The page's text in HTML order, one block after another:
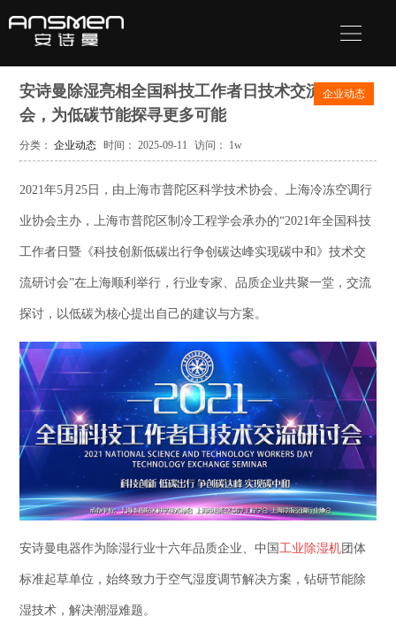
企业动态
安诗曼除湿亮相全国科技工作者日技术交流研讨
会，为低碳节能探寻更多可能
分类：企业动态 时间： 2025-09-11 访问： 1w
2021年5月25日，由上海市普陀区科学技术协会、上海冷冻空调行
业协会主办，上海市普陀区制冷工程学会承办的“2021年全国科技
工作者日暨《科技创新低碳出行争创碳达峰实现碳中和》技术交
流研讨会”在上海顺利举行，行业专家、品质企业共聚一堂，交流
探讨，以低碳为核心提出自己的建议与方案。
安诗曼电器作为除湿行业十六年品质企业、中国 工业 除湿机团体
标准起草单位，始终致力于空气湿度调节解决方案，钻研节能除
湿技术，解决潮湿难题。